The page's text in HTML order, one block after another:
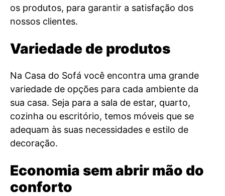
os produtos, para garantir a satisfação dos
nossos clientes.
Variedade de produtos
Na Casa do Sofá você encontra uma grande
variedade de opções para cada ambiente da
sua casa. Seja para a sala de estar, quarto,
cozinha ou escritório, temos móveis que se
adequam às suas necessidades e estilo de
decoração.
Economia sem abrir mão do
conforto